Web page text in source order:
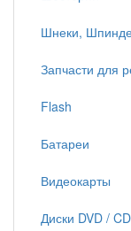
Шнеки,
Запчасти для
Flash
Батареи
Видеокарты
Диски DVD / CD